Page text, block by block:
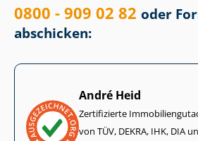
0800 - 909 02 82 oder
abschicken:
André Heid
Zertifizierte
von TÜV, DEKRA, IHK, DIA